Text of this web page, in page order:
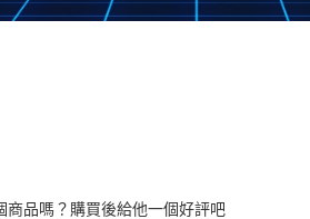
商品嗎？購買後給他一個好評吧